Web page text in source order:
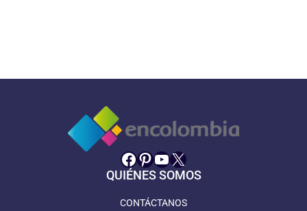
Facebook
Pinterest
YouTube
X
QUIÉNES SOMOS
CONTÁCTANOS